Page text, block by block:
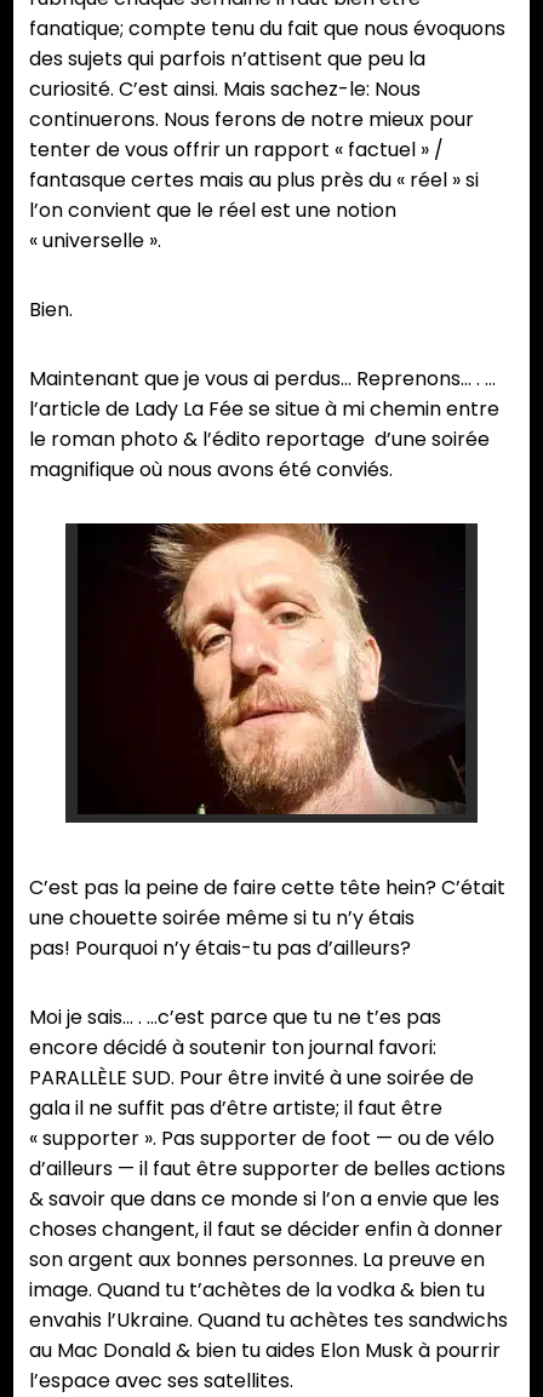
fanatique; compte tenu du fait que nous évoquons
des sujets qui parfois n’attisent que peu la
curiosité. C’est ainsi. Mais sachez-le: Nous
continuerons. Nous ferons de notre mieux pour
tenter de vous offrir un rapport « factuel » /
fantasque certes mais au plus près du « réel » si
l’on convient que le réel est une notion
« universelle ».
Bien.
Maintenant que je vous ai perdus… Reprenons… . …
l’article de Lady La Fée se situe à mi chemin entre
le roman photo & l’édito reportage d’une soirée
magnifique où nous avons été conviés.
C’est pas la peine de faire cette tête hein? C’était
une chouette soirée même si tu n’y étais
pas! Pourquoi n’y étais-tu pas d’ailleurs?
Moi je sais… . …c’est parce que tu ne t’es pas
encore décidé à soutenir ton journal favori:
PARALLÈLE SUD. Pour être invité à une soirée de
gala il ne suffit pas d’être artiste; il faut être
« supporter ». Pas supporter de foot — ou de vélo
d’ailleurs — il faut être supporter de belles actions
& savoir que dans ce monde si l’on a envie que les
choses changent, il faut se décider enfin à donner
son argent aux bonnes personnes. La preuve en
image. Quand tu t’achètes de la vodka & bien tu
envahis l’Ukraine. Quand tu achètes tes sandwichs
au Mac Donald & bien tu aides Elon Musk à pourrir
l’espace avec ses satellites.